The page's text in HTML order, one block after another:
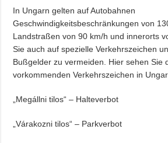
In Ungarn gelten auf Autobahnen
Geschwindigkeitsbeschränkungen von
Landstraßen von 90 km/h und innerorts
Sie auch auf spezielle Verkehrszeichen
Bußgelder zu vermeiden. Hier sehen Sie
vorkommenden Verkehrszeichen in
„Megállni tilos“ – Halteverbot
„Várakozni tilos“ – Parkverbot